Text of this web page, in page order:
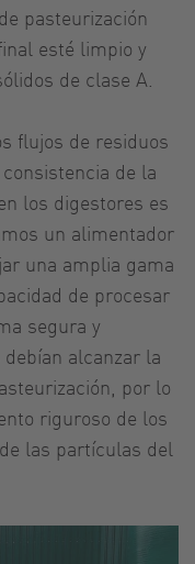
pasteurización
esté limpio y
de clase A.
flujos de residuos
de la
los digestores es
un alimentador
una amplia gama
de procesar
segura y
alcanzar la
por lo
riguroso de los
las partículas del